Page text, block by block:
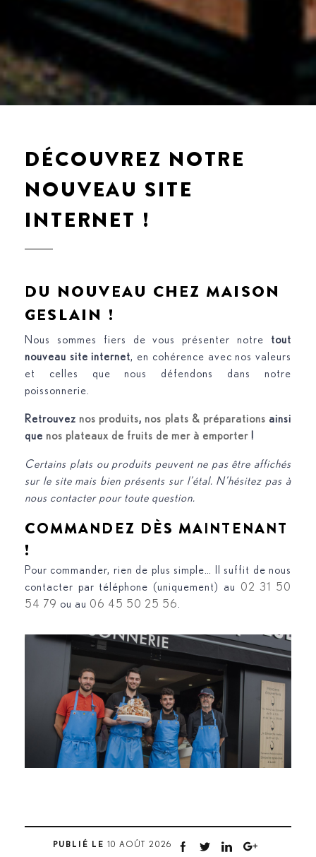
DÉCOUVREZ NOTRE
NOUVEAU SITE
INTERNET !
DU NOUVEAU CHEZ MAISON
GESLAIN !
Nous sommes fiers de vous présenter notre tout
nouveau site internet, en cohérence avec nos valeurs
et celles que nous défendons dans notre
poissonnerie.
Retrouvez nos produits, nos plats & préparations ainsi
que nos plateaux de fruits de mer à emporter !
Certains plats ou produits peuvent ne pas être affichés
sur le site mais bien présents sur l’étal. N’hésitez pas à
nous contacter pour toute question.
COMMANDEZ DÈS MAINTENANT
!
Pour commander, rien de plus simple… Il suffit de nous
contacter par téléphone (uniquement) au 02 31 50
54 79 ou au 06 45 50 25 56
PUBLIÉ LE 10 AOÛT 2026